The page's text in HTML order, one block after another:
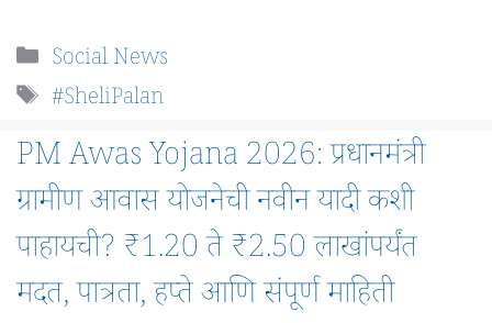
Categories
Social News
Tags
#SheliPalan
PM Awas Yojana 2026: प्रधानमंत्री
ग्रामीण आवास योजनेची नवीन यादी कशी
पाहायची? ₹1.20 ते ₹2.50 लाखांपर्यंत
मदत, पात्रता, हप्ते आणि संपूर्ण माहिती